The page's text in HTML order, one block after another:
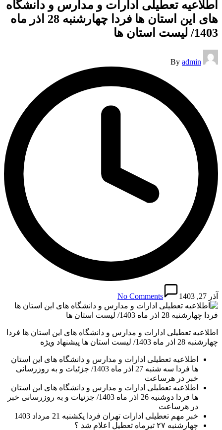
اطلاعیه تعطیلی ادارات و مدارس و دانشگاه
های این استان ها فردا چهارشنبه 28 اذر ماه
1403/ لیست استان ها
Posted
by
By admin
آذر 27, 1403 No Comments
اطلاعیه تعطیلی ادارات و مدارس و دانشگاه های این استان ها فردا
چهارشنبه 28 اذر ماه 1403/ لیست استان ها پیشنهاد ویژه
اطلاعیه تعطیلی ادارات و مدارس و دانشگاه های این استان
ها فردا سه شنبه 27 اذر ماه 1403/ جزئیات و به روزرسانی
خبر در هرساعت
اطلاعیه تعطیلی ادارات و مدارس و دانشگاه های این استان
ها فردا دوشنبه 26 اذر ماه 1403/ جزئیات و به روزرسانی خبر
در هرساعت
خبر مهم تعطیلی ادارات تهران فردا یکشنبه 21 مرداد 1403
چهارشنبه ۲۷ تیرماه تعطیل اعلام شد ؟